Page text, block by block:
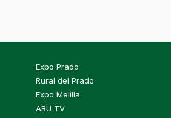
Expo Prado
Rural del Prado
Expo Melilla
ARU TV